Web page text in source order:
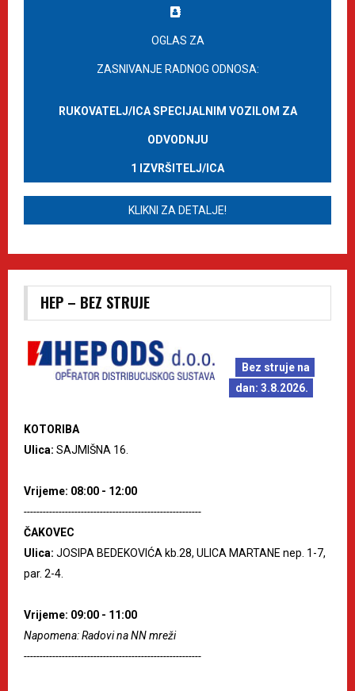
OGLAS ZA
ZASNIVANJE RADNOG ODNOSA:
RUKOVATELJ/ICA SPECIJALNIM VOZILOM ZA
ODVODNJU
1 IZVRŠITELJ/ICA
KLIKNI ZA DETALJE!
HEP – BEZ STRUJE
Bez struje na
dan: 3.8.2026.
KOTORIBA
Ulica: SAJMIŠNA 16.
Vrijeme: 08:00 - 12:00
--------------------------------------------------------
ČAKOVEC
Ulica: JOSIPA BEDEKOVIĆA kb.28, ULICA MARTANE nep. 1-7,
par. 2-4.
Vrijeme: 09:00 - 11:00
Napomena: Radovi na NN mreži
--------------------------------------------------------